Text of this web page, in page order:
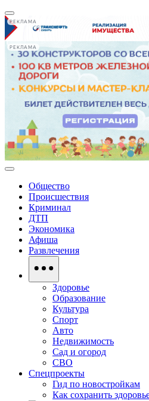
РЕКЛАМА
РЕКЛАМА
Общество
Происшествия
Криминал
ДТП
Экономика
Афиша
Развлечения
Здоровье
Образование
Культура
Спорт
Авто
Недвижимость
Сад и огород
СВО
Спецпроекты
Гид по новостройкам
Как сохранить